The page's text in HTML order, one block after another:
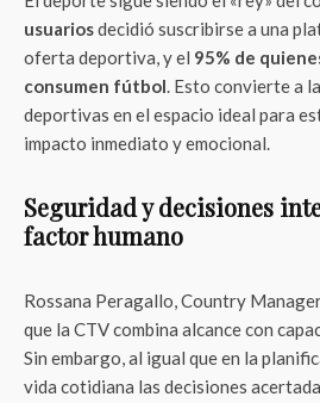
usuariosdecidió suscribirse a una
oferta deportiva, y el 95% de
consumen fútbol. Esto convierte a
deportivas en el espacio ideal para
impacto inmediato y emocional.
Seguridad y decisiones
factor humano
Rossana Peragallo, Country
que la CTV combina alcance con
Sin embargo, al igual que en la
vida cotidiana las decisiones